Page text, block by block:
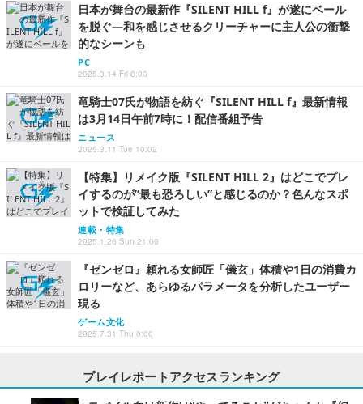
日本が舞台の最新作『SILENT HILL f』が遂にベール
を脱ぐ―和を感じさせるクリーチャーに主人公の衝撃
的なシーンも
PC
2025.3.14 Fri 8:00
竜騎士07氏が物語を紡ぐ『SILENT HILL f』最新情報
は3月14日午前7時に！配信番組予告
ニュース
2025.3.11 Tue 10:02
【特集】リメイク版『SILENT HILL 2』はどこでプレ
イするのが”最も恐ろしい”と感じるのか？色んなスポ
ットで検証してみた
連載・特集
2025.1.26 Sun 21:00
『ゼンゼロ』頼れる女師匠「儀玄」体積や1日の消費カ
ロリーなど、あらゆるパラメータを分析したユーザー
現る
ゲーム文化
2025.7.31 Thu 0:00
プレイレポートアクセスランキング